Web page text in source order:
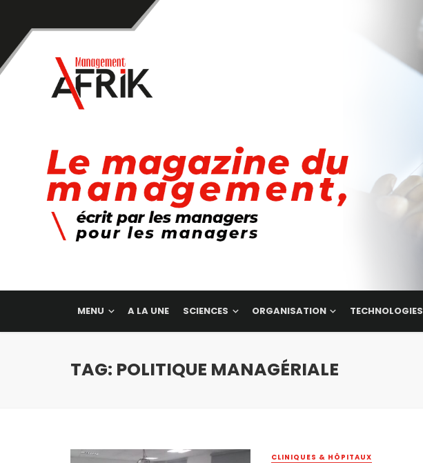
MENU A LA UNE SCIENCES ORGANISATION TECHNOLOGIES
TAG: POLITIQUE MANAGÉRIALE
CLINIQUES & HÔPITAUX